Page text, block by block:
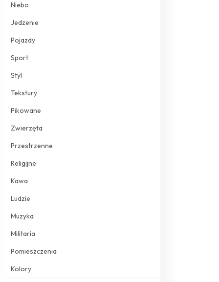
Niebo
Jedzenie
Pojazdy
Sport
Styl
Tekstury
Pikowane
Zwierzęta
Przestrzenne
Religijne
Kawa
Ludzie
Muzyka
Militaria
Pomieszczenia
Kolory